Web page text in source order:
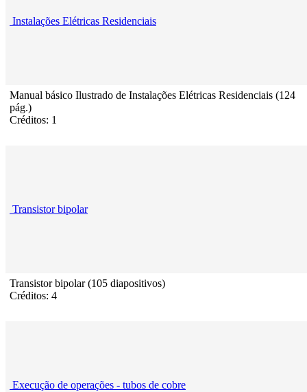
Instalações Elétricas Residenciais
Manual básico Ilustrado de Instalações Elétricas Residenciais (124
pág.)
Créditos: 1
Transistor bipolar
Transistor bipolar (105 diapositivos)
Créditos: 4
Execução de operações - tubos de cobre